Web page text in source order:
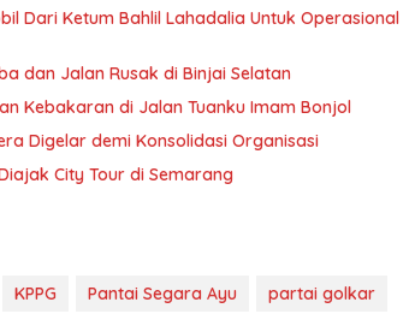
Dari Ketum Bahlil Lahadalia Untuk Operasional
dan Jalan Rusak di Binjai Selatan
Kebakaran di Jalan Tuanku Imam Bonjol
Digelar demi Konsolidasi Organisasi
City Tour di Semarang
KPPG Pantai Segara Ayu
partai golkar